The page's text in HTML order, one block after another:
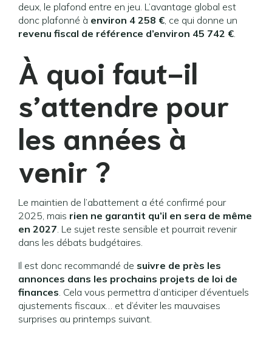
deux, le plafond entre en jeu. L’avantage global est
donc plafonné à environ 4 258 €, ce qui donne un
revenu fiscal de référence d’environ 45 742 €.
À quoi faut-il
s’attendre pour
les années à
venir ?
Le maintien de l’abattement a été confirmé pour
2025, mais rien ne garantit qu’il en sera de même
en 2027. Le sujet reste sensible et pourrait revenir
dans les débats budgétaires.
Il est donc recommandé de suivre de près les
annonces dans les prochains projets de loi de
finances. Cela vous permettra d’anticiper d’éventuels
ajustements fiscaux… et d’éviter les mauvaises
surprises au printemps suivant.